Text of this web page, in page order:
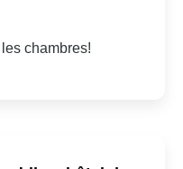
chambres!